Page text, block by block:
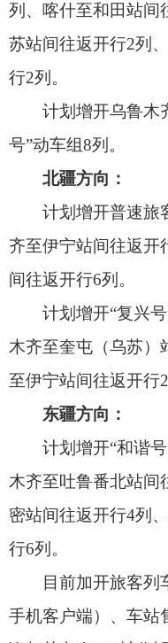
木齐至奎屯（乌苏）站间
至伊宁站间往返开行20列
东疆方向：
计划增开“和谐号”
木齐至吐鲁番北站间往返
行6列。
目前加开旅客列车
手机客户端）、车站售
询相关车次、时刻以及购